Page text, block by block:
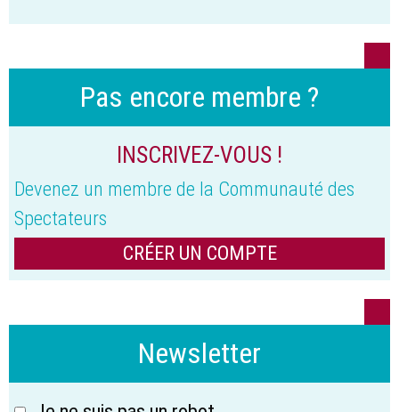
Pas encore membre ?
INSCRIVEZ-VOUS !
Devenez un membre de la Communauté des
Spectateurs
CRÉER UN COMPTE
Newsletter